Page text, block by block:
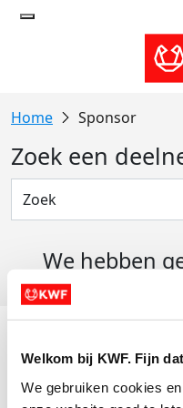
Welkom bij KWF. Fijn
We gebruiken cookies
Sponsor
Zoek een
We hebben
Actiematerialen
Evenementen